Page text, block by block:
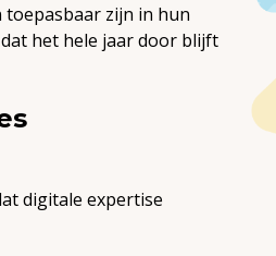
toepasbaar zijn in hun
het hele jaar door blijft
digitale expertise